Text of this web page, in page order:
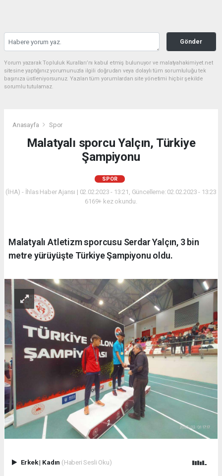
Gönder
Yorum yazarak Topluluk Kuralları’nı kabul etmiş bulunuyor ve malatyahakimiyet.net
sitesine yaptığınız yorumunuzla ilgili doğrudan veya dolaylı tüm sorumluluğu tek
başınıza üstleniyorsunuz. Yazılan tüm yorumlardan site yönetimi hiçbir şekilde
sorumlu tutulamaz.
Anasayfa Spor
Malatyalı sporcu Yalçın, Türkiye
Şampiyonu
SPOR
(İHA) - İhlas Haber Ajansı | 02.02.2023 - 13:21, Güncelleme: 02.02.2023 - 13:23
6169+ kez okundu.
Malatyalı Atletizm sporcusu Serdar Yalçın, 3 bin
metre yürüyüşte Türkiye Şampiyonu oldu.
Erkek| Kadın (Haberi Sesli Oku)